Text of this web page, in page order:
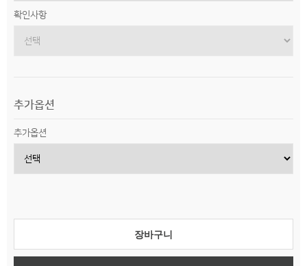
확인사항
추가옵션
추가옵션
장바구니